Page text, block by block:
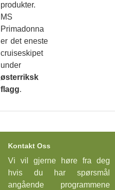
produkter.
MS
Primadonna
er det eneste
cruiseskipet
under
østerriksk
flagg.
Kontakt Oss
Vi vil gjerne høre fra deg
hvis du har spørsmål
angående programmene